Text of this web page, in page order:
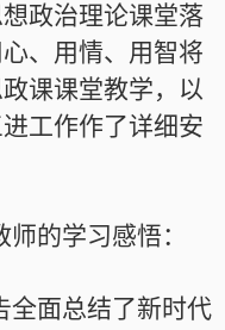
政治理论课堂落
、用情、用智将
课课堂教学，以
工作作了详细安
的学习感悟：
全面总结了新时代